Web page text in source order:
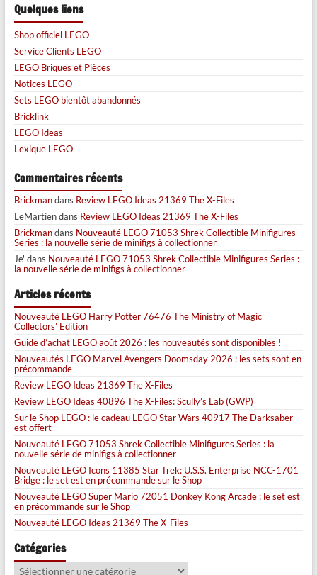
Quelques liens
Shop officiel LEGO
Service Clients LEGO
LEGO Briques et Pièces
Notices LEGO
Sets LEGO bientôt abandonnés
Bricklink
LEGO Ideas
Lexique LEGO
Commentaires récents
Brickmandans Review LEGO Ideas 21369 The X-Files
LeMartiendans Review LEGO Ideas 21369 The X-Files
Brickmandans Nouveauté LEGO 71053 Shrek Collectible Minifigures
Series : la nouvelle série de minifigs à collectionner
Je' dans Nouveauté LEGO 71053 Shrek Collectible Minifigures Series :
la nouvelle série de minifigs à collectionner
Articles récents
Nouveauté LEGO Harry Potter 76476 The Ministry of Magic
Collectors’ Edition
Guide d’achat LEGO août 2026 : les nouveautés sont disponibles !
Nouveautés LEGO Marvel Avengers Doomsday 2026 : les sets sont en
précommande
Review LEGO Ideas 21369 The X-Files
Review LEGO Ideas 40896 The X-Files: Scully’s Lab (GWP)
Sur le Shop LEGO : le cadeau LEGO Star Wars 40917 The Darksaber
est offert
Nouveauté LEGO 71053 Shrek Collectible Minifigures Series : la
nouvelle série de minifigs à collectionner
Nouveauté LEGO Icons 11385 Star Trek: U.S.S. Enterprise NCC-1701
Bridge : le set est en précommande sur le Shop
Nouveauté LEGO Super Mario 72051 Donkey Kong Arcade : le set est
en précommande sur le Shop
Nouveauté LEGO Ideas 21369 The X-Files
Catégories
Catégories